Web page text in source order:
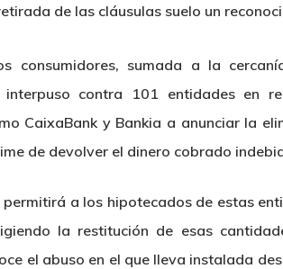
de las cláusulas suelo un
consumidores, sumada a la
contra 101 entidades en
CaixaBank y Bankia a anunciar la
de devolver el dinero cobrado
a los hipotecados de estas
la restitución de esas
el abuso en el que lleva instalada